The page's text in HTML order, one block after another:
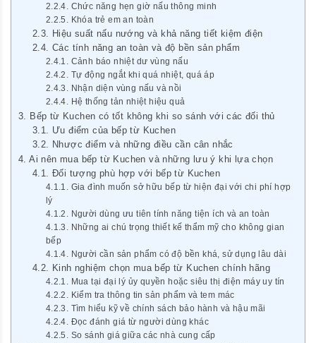
Chức năng hẹn giờ nấu thông minh
Khóa trẻ em an toàn
Hiệu suất nấu nướng và khả năng tiết kiệm điện
Các tính năng an toàn và độ bền sản phẩm
Cảnh báo nhiệt dư vùng nấu
Tự động ngắt khi quá nhiệt, quá áp
Nhận diện vùng nấu và nồi
Hệ thống tản nhiệt hiệu quả
Bếp từ Kuchen có tốt không khi so sánh với các đối thủ
Ưu điểm của bếp từ Kuchen
Nhược điểm và những điều cần cân nhắc
Ai nên mua bếp từ Kuchen và những lưu ý khi lựa chọn
Đối tượng phù hợp với bếp từ Kuchen
Gia đình muốn sở hữu bếp từ hiện đại với chi phí hợp
lý
Người dùng ưu tiên tính năng tiện ích và an toàn
Những ai chú trọng thiết kế thẩm mỹ cho không gian
bếp
Người cần sản phẩm có độ bền khá, sử dụng lâu dài
Kinh nghiệm chọn mua bếp từ Kuchen chính hãng
Mua tại đại lý ủy quyền hoặc siêu thị điện máy uy tín
Kiểm tra thông tin sản phẩm và tem mác
Tìm hiểu kỹ về chính sách bảo hành và hậu mãi
Đọc đánh giá từ người dùng khác
So sánh giá giữa các nhà cung cấp